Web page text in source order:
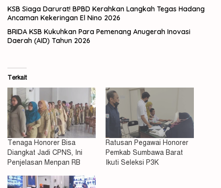
KSB Siaga Darurat! BPBD Kerahkan Langkah Tegas Hadang
Ancaman Kekeringan El Nino 2026
BRIDA KSB Kukuhkan Para Pemenang Anugerah Inovasi
Daerah (AID) Tahun 2026
Terkait
Tenaga Honorer Bisa
Diangkat Jadi CPNS, Ini
Penjelasan Menpan RB
Ratusan Pegawai Honorer
Pemkab Sumbawa Barat
Ikuti Seleksi P3K